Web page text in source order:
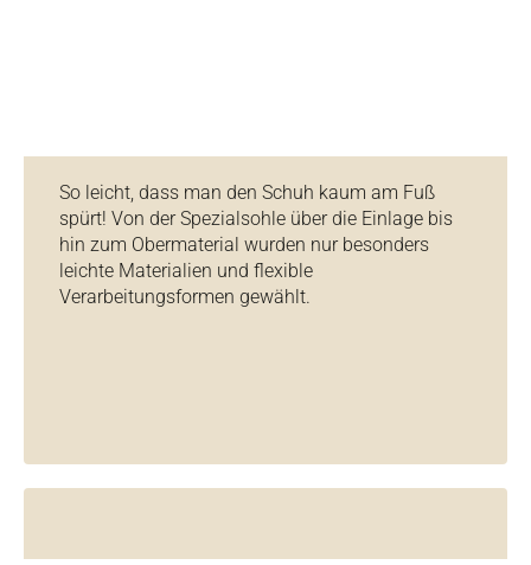
So leicht, dass man den Schuh kaum am Fuß
spürt! Von der Spezialsohle über die Einlage bis
hin zum Obermaterial wurden nur besonders
leichte Materialien und flexible
Verarbeitungsformen gewählt.